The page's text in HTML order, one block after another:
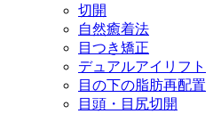
切開
自然癒着法
目つき矯正
デュアルアイリフト
目の下の脂肪再配置
目頭・目尻切開